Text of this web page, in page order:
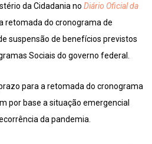
da Cidadania no Diário Oficial da
retomada do cronograma de
suspensão de benefícios previstos
Sociais do governo federal.
para a retomada do cronograma
por base a situação emergencial
da pandemia.